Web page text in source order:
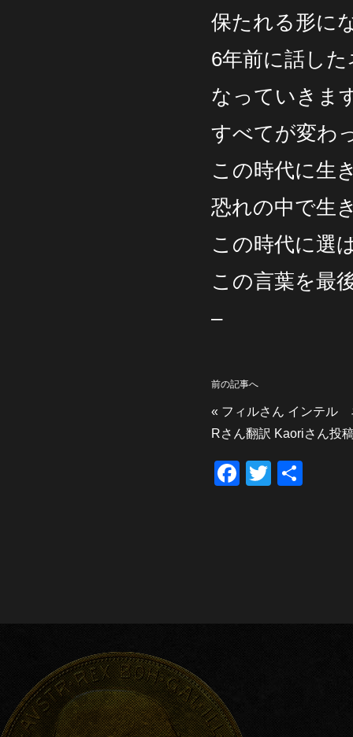
保たれる形
6年前に話し
なっていき
すべてが変
この時代に生
恐れの中で生
この時代に選
この言葉を最
–
前の記事へ
« フィルさん インテル
Rさん翻訳 Kaoriさん投
F
o
T